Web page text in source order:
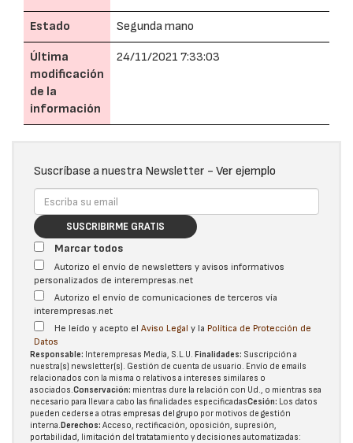
Estado Segunda mano
Última
modificación
de la
información
24/11/2021 7:33:03
Suscríbase a nuestra Newsletter - Ver ejemplo
SUSCRIBIRME GRATIS
Marcar todos
Autorizo el envío de newsletters y avisos informativos
personalizados de interempresas.net
Autorizo el envío de comunicaciones de terceros vía
interempresas.net
He leído y acepto el Aviso Legal y la Política de Protección de
Datos
Responsable: Interempresas Media, S.L.U. Finalidades: Suscripción a
nuestra(s) newsletter(s). Gestión de cuenta de usuario. Envío de emails
relacionados con la misma o relativos a intereses similares o
asociados.Conservación: mientras dure la relación con Ud., o mientras sea
necesario para llevar a cabo las finalidades especificadasCesión: Los datos
pueden cederse a otras empresas del grupo por motivos de gestión
interna.Derechos: Acceso, rectificación, oposición, supresión,
portabilidad, limitación del tratatamiento y decisiones automatizadas: